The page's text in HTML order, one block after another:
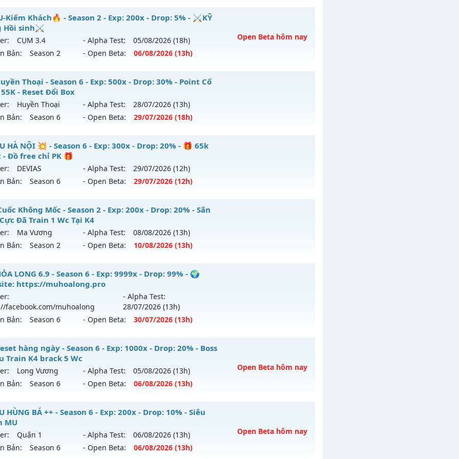
loại: Mu Nguyên bản Webzen
BDCAM
CỔ XƯA - Cày Cuốc 100%, Không Custom
mới ra tháng 08 2026 - Mở máy chủHOÀI NIỆM vào 19h ngày 01/08/2626
100x - Drop: 10%
loại: Mu Nguyên bản Webzen
Phiên bản mới nhất
Kiếm Khách🔥 - Season 2 - Exp: 200x - Drop: 5% - ⚔️KỸ
Hồi sinh⚔️
CỤM 3.4 - Alpha Test: 05/08/2026 (18h)
Bản:
Season 2 - Open Beta: 06/08/2026 (13h)
Open Beta hôm nay
Kiếm Khách🔥 - ⚔️KỸ Năng Hồi sinh⚔️
mới ra tháng 08 2026 - Mở máy chủCỤM 3.4vào 13h ngày 06/08/2626
200x - Drop: 5%
loại: Mu Nguyên bản Webzen
Sharkguard
Thoại - Season 6 - Exp: 500x - Drop: 30% - Point Cố
- Reset Đổi Box
Huyền Thoại - Alpha Test: 28/07/2026 (13h)
Bản:
Season 6 - Open Beta: 29/07/2026 (18h)
Huyền Thoại - Point Cố Định 55K - Reset Đổi Box
mới ra tháng 07 2026 - Mở máy chủHuyền Thoại
500x - Drop: 30%
loại: Mu Nguyên bản Webzen
Anti Vip Chống hack tuyệt đối
HÀ NỘI 💥 - Season 6 - Exp: 300x - Drop: 20% - 🎁 65k
- Đồ free chỉ PK 🎁
DEVIAS - Alpha Test: 29/07/2026 (12h)
Bản:
Season 6 - Open Beta: 29/07/2026 (12h)
MU HÀ NỘI 💥 - 🎁 65k Point - Đồ free chỉ PK 🎁
mới ra tháng 07 2026 - Mở máy chủDEVIASvào 12h ngày 29/07/2626
300x - Drop: 20%
loại: Mu Custom thêm đồ mới
BDCAM
Không Mốc - Season 2 - Exp: 200x - Drop: 20% - Săn
Đã Train 1 Wc Tại K4
Ma Vương - Alpha Test: 08/08/2026 (13h)
Bản:
Season 2 - Open Beta: 10/08/2026 (13h)
Cuốc Không Mốc - Săn Boss Cực Đã Train 1 Wc Tại K4
mới ra tháng 08 2026 - Mở máy chủ
Ma Vương
200x - Drop: 20%
loại: Mu Nguyên bản Webzen
GameGuard
LONG 6.9 - Season 6 - Exp: 9999x - Drop: 99% - 🌍
https://muhoalong.pro
facebook.com/muhoalong
- Alpha Test:
28/07/2026 (13h)
Bản:
Season 6 - Open Beta: 30/07/2026 (13h)
LONG 6.9 - 🌍 Website: https://muhoalong.pro
ra tháng 07 2026 - Mở máy chủ https://facebook.com/muhoalong vào 13h
30/07/2626
Non Reset
Mu Nguyên bản Webzen
Xshiel
hàng ngày - Season 6 - Exp: 1000x - Drop: 20% - Boss
Train K4 brack 5 Wc
Long Vương - Alpha Test: 05/08/2026 (13h)
Bản:
Season 6 - Open Beta: 06/08/2026 (13h)
Open Beta hôm nay
Reset hàng ngày - Boss Nhiều Train K4 brack 5 Wc
mới ra tháng 08 2026 - Mở máy chủLong Vương
vào 13h ngày 06/08/2626
1000x - Drop: 20%
HÙNG BÁ ++ - Season 6 - Exp: 200x - Drop: 10% - Siêu
MU
Quận 1 - Alpha Test: 06/08/2026 (13h)
Bản:
Season 6 - Open Beta: 06/08/2026 (13h)
Open Beta hôm nay